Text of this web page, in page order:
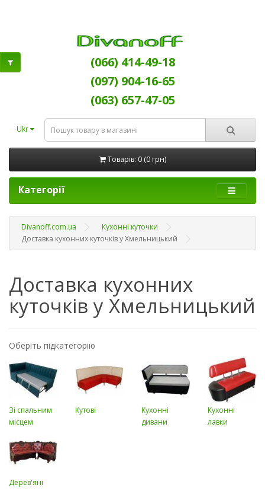
(066) 414-49-18
(097) 904-16-65
(063) 657-47-05
Ukr
Товарів: 0 (0 грн)
Категорії
Divanoff.com.ua
Кухонні куточки
Доставка кухонних куточків у Хмельницький
Доставка кухонних
куточків у Хмельницький
Оберіть підкатегорію
Зі спальним
місцем
Кутові
Кухонні
дивани
Кухонні
лавки
Дерев'яні